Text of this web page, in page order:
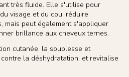
très fluide. Elle s'utilise pour
visage et du cou, réduire
mais peut également s'appliquer
brillance aux cheveux ternes.
cutanée, la souplesse et
la déshydratation, et revitalise